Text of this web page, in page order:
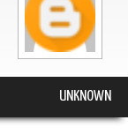
UNKNOWN